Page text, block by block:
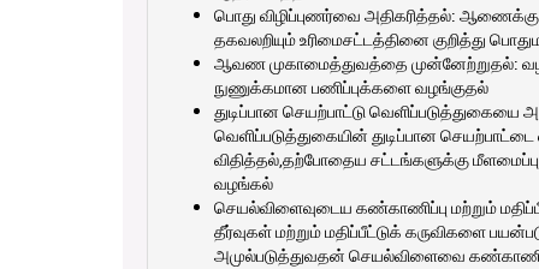
பொது விழிப்புணர்வை அதிகரித்தல்:
தகவலறியும் உரிமைசட்டத்தினை குறித்து
ஆவண முகாமைத்துவத்தை முன்னேற்றுதல்:
நுணுக்கமான பணிப்புக்களை வழங்குதல்
துடிப்பான செயற்பாட்டு
வெளிப்படுத்துகையின் துடிப்பான
விதித்தல்,தற்போதைய சட்டங்களுக்கு
வழங்கல்
செயல்விளைவுடைய கண்காணிப்பு மற்றும்
தீர்வுகள் மற்றும் மதிப்பீட்டுக் கருவிகளை
அமுல்படுத்துவதன் செயல்விளைவை